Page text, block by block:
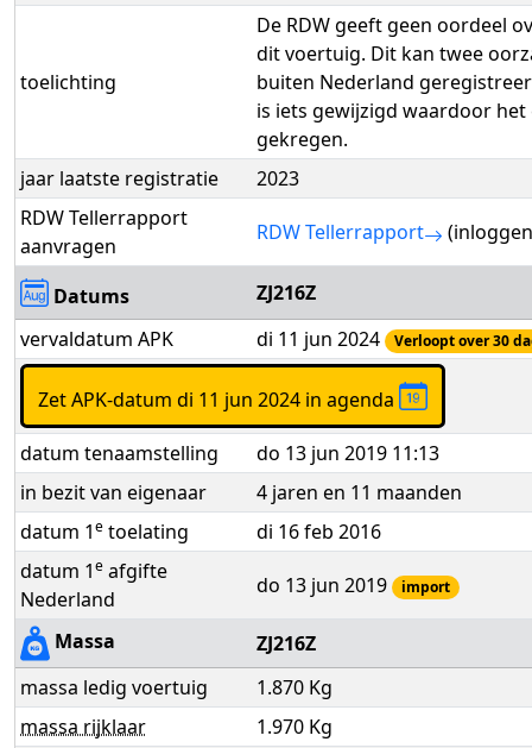
toelichting
De RDW geeft geen oordeel
dit voertuig. Dit kan twee
buiten Nederland
is iets gewijzigd waardoor
gekregen.
jaar laatste registratie
2023
RDW Tellerrapport
aanvragen
RDW Tellerrapport
Datums
ZJ216Z
vervaldatum APK
di 11 jun 2024 Verloopt over 30
Zet APK-datum di 11 jun 2024 in agenda
datum tenaamstelling
do 13 jun 2019 11:13
in bezit van eigenaar
4 jaren en 11 maanden
datum 1e toelating
di 16 feb 2016
datum 1e afgifte
Nederland
do 13 jun 2019 import
Massa
ZJ216Z
massa ledig voertuig
1.870 Kg
massa rijklaar
1.970 Kg